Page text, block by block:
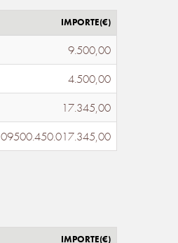
IMPORTE(€)
9.500,00
4.500,00
17.345,00
09500.450.017.345,00
IMPORTE(€)